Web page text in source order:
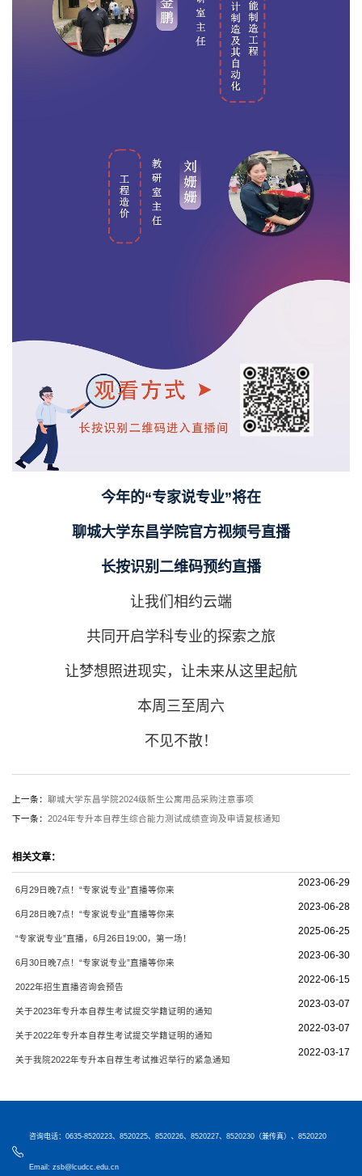
今年的“专家说专业”将在
聊城大学东昌学院官方视频号直播
长按识别二维码预约直播
让我们相约云端
共同开启学科专业的探索之旅
让梦想照进现实，让未来从这里起航
本周三至周六
不见不散！
上一条： 聊城大学东昌学院2024级新生公寓用品采购注意事项
下一条： 2024年专升本自荐生综合能力测试成绩查询及申请复核通知
相关文章：
6月29日晚7点！“专家说专业”直播等你来
2023-06-29
6月28日晚7点！“专家说专业”直播等你来
2023-06-28
“专家说专业”直播，6月26日19:00，第一场！
2025-06-25
6月30日晚7点！“专家说专业”直播等你来
2023-06-30
2022年招生直播咨询会预告
2022-06-15
关于2023年专升本自荐生考试提交学籍证明的通知
2023-03-07
关于2022年专升本自荐生考试提交学籍证明的通知
2022-03-07
关于我院2022年专升本自荐生考试推迟举行的紧急通知
2022-03-17
咨询电话：0635-8520223、8520225、8520226、8520227、8520230（兼传真）、8520220
Email: zsb@lcudcc.edu.cn